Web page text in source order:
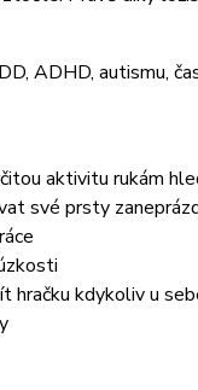
ADHD, autismu,
aktivitu rukám
své prsty
hračku kdykoliv u